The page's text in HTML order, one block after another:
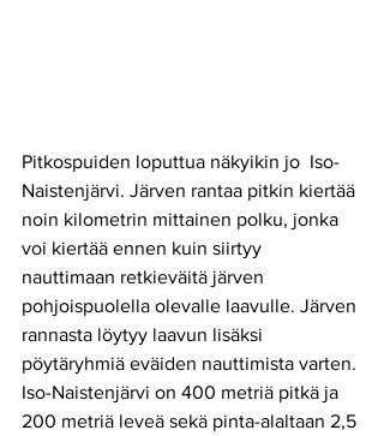
Pitkospuiden loputtua näkyikin jo  Iso-
Naistenjärvi. Järven rantaa pitkin kiertää
noin kilometrin mittainen polku, jonka
voi kiertää ennen kuin siirtyy
nauttimaan retkieväitä järven
pohjoispuolella olevalle laavulle. Järven
rannasta löytyy laavun lisäksi
pöytäryhmiä eväiden nauttimista varten.
Iso-Naistenjärvi on 400 metriä pitkä ja
200 metriä leveä sekä pinta-alaltaan 2,5